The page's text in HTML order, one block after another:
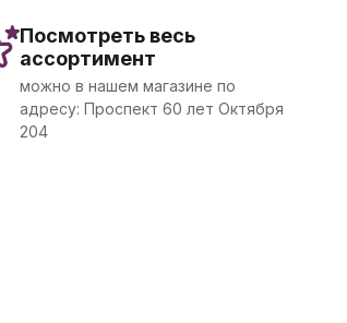
Посмотреть весь
ассортимент
можно в нашем магазине по
адресу: Проспект 60 лет Октября
204